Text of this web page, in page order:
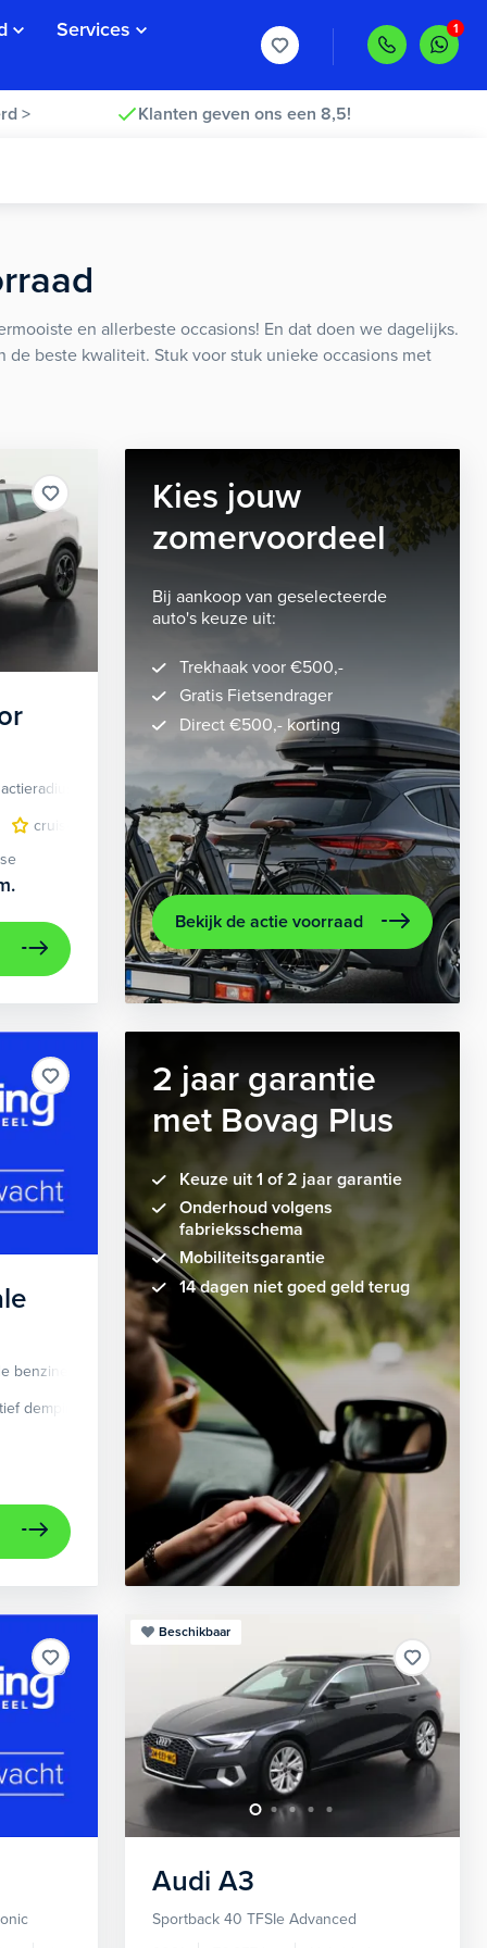
Services
> Klanten geven ons een 8,5!
en allerbeste occasions! En dat doen we dagelijks.
beste kwaliteit. Stuk voor stuk unieke occasions met
velgen 5-spaaks 18"
volledig digitaal
Elektrisch
cruise control adaptief LED koplampen
lichtmetalen
Kies jouw
zomervoordeel
Bij aankoop van geselecteerde
auto's keuze uit:
Trekhaak voor €500,-
Gratis Fietsendrager
Direct €500,- korting
Bekijk de actie voorraad
cruise control adaptief dodehoek detectie
elektrisch
benzine
Automaat
demping systeem Apple Carplay/Android Auto
audio
2 jaar garantie
met Bovag Plus
Keuze uit 1 of 2 jaar garantie
Onderhoud volgens
fabrieksschema
Mobiliteitsgarantie
14 dagen niet goed geld terug
Beschikbaar
Audi A3
Sportback 40 TFSIe Advanced